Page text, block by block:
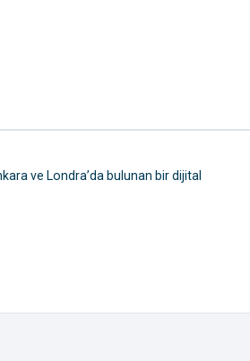
ve Londra’da bulunan bir dijital